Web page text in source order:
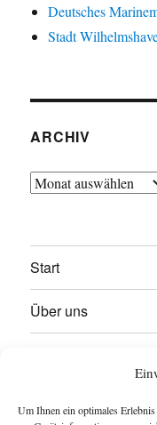
Um Ihnen ein optimales
Deutsches
Stadt
ARCHIV
Archiv
Start
Über uns